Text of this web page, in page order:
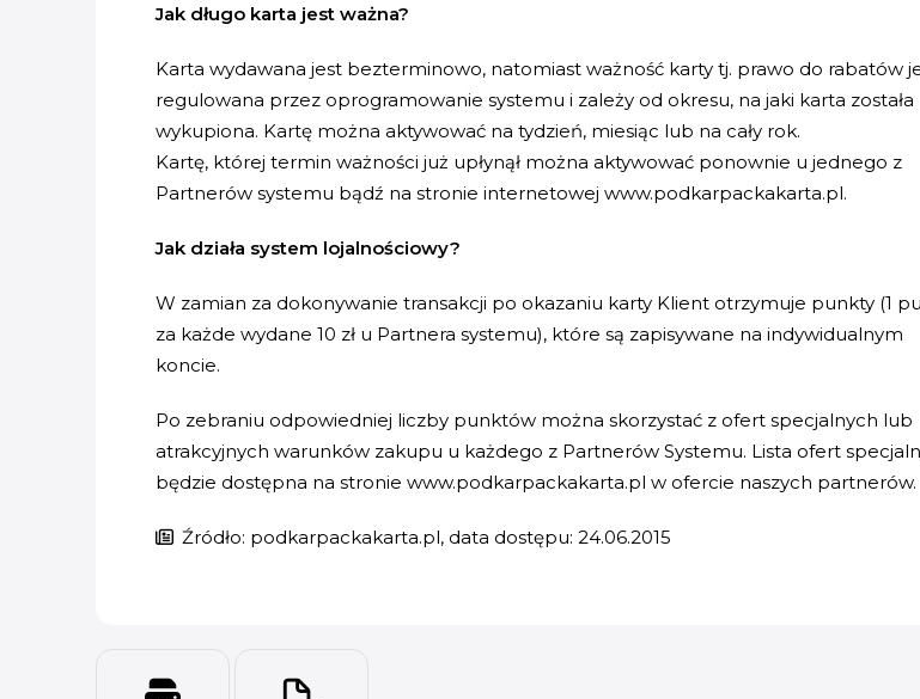
Jak długo karta jest ważna?
Karta wydawana jest bezterminowo, natomiast ważność karty tj. prawo do rabatów
regulowana przez oprogramowanie systemu i zależy od okresu, na jaki karta została
wykupiona. Kartę można aktywować na tydzień, miesiąc lub na cały rok.
Kartę, której termin ważności już upłynął można aktywować ponownie u jednego z
Partnerów systemu bądź na stronie internetowej www.podkarpackakarta.pl.
Jak działa system lojalnościowy?
W zamian za dokonywanie transakcji po okazaniu karty Klient otrzymuje punkty (1
za każde wydane 10 zł u Partnera systemu), które są zapisywane na indywidualnym
koncie.
Po zebraniu odpowiedniej liczby punktów można skorzystać z ofert specjalnych lub
atrakcyjnych warunków zakupu u każdego z Partnerów Systemu. Lista ofert
będzie dostępna na stronie www.podkarpackakarta.pl w ofercie naszych partnerów.
Źródło: podkarpackakarta.pl, data dostępu: 24.06.2015